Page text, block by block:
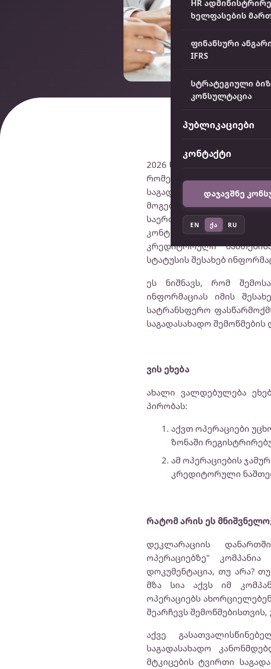
HR
ხელფასების
ფინანსური
IFRS
სტრატეგიული
კონსულტაცია
პუბლიკაციები
კონტაქტი
დაჯავშნე
EN ქა RU
2026 წლის 24 თებერვალს
რომელმაც
საგადასახადო
მოგების გადასახადის
საერთაშორისო
კონტრაჰენტების,
კრედიტორული
სტატუსის შესახებ
ეს ნიშნავს, რომ
ინფორმაციას იმის
სატრანსფერო
საგადასახადო
ვის ეხება
ახალი ვალდებულება
პირობას:
აქვთ ოპერაციები
ზონაში
ამ ოპერაციების
კრედიტორული
რატომ არის ეს
დეკლარაციის
ოპერაციებზე"
დოკუმენტაცია, თუ არა?
მზა სია აქვს იმ
ოპერაციებს
შეარჩევს შემოწმებისთვის,
აქვე
საგადასახადო
მტკიცების ტვირთი